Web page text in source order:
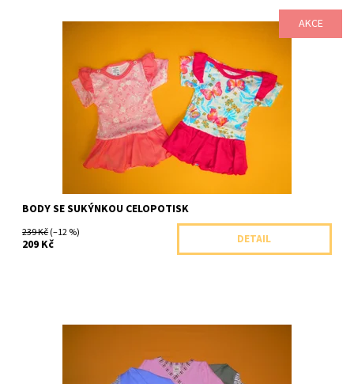
AKCE
Dívčí kojenecké body s efektní sukýnkou zdobené volánky a
Dostupnost:
Skladem 1 ks
Arex, ČR
BODY SE SUKÝNKOU CELOPOTISK
239 Kč(–12 %)
209 Kč DETAIL
Skladem 2 ks